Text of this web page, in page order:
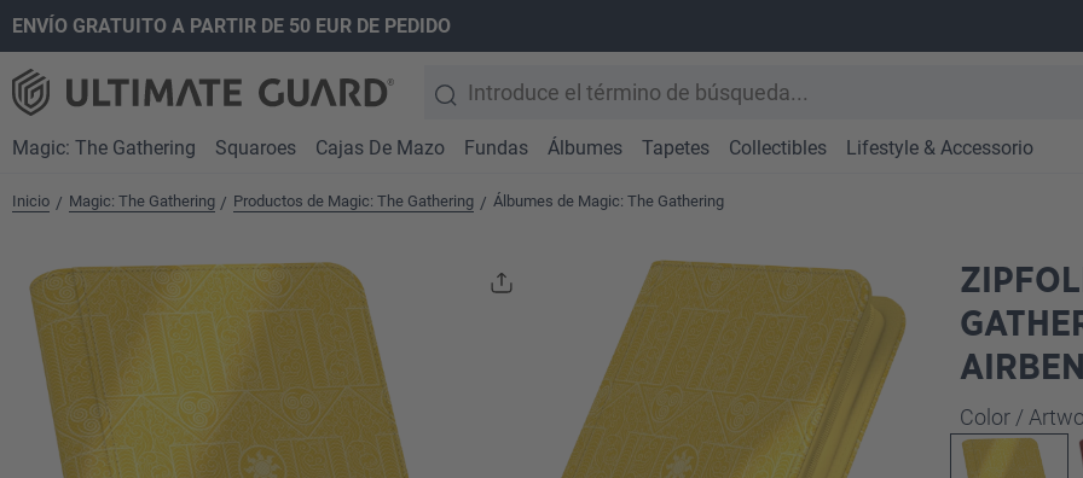
Saltar a la navegación principal
ENVÍO GRATUITO A PARTIR DE 50 EUR DE PEDIDO
Magic: The Gathering Squaroes Cajas De Mazo Fundas Álbumes Tapetes Collectibles Lifestyle & Accessorio
Inicio / Magic: The Gathering / Productos de Magic: The Gathering / Álbumes de Magic: The Gathering
Seleccione
Color /